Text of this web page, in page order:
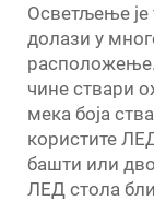
Осветљење
долази у
расположење.
чине ствари
мека боја
користите
башти или
ЛЕД стола